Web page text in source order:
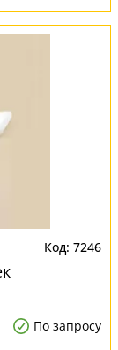
7246
По запросу